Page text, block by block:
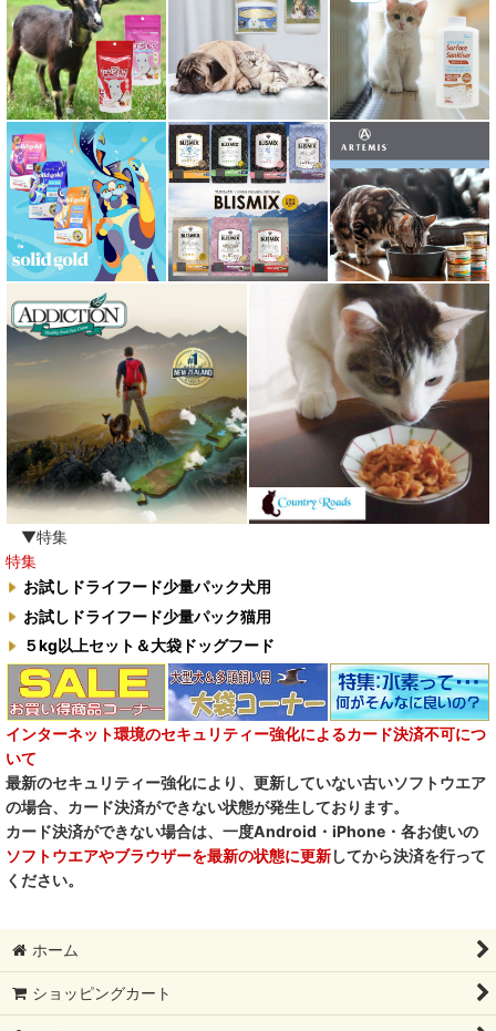
▼特集
特集
お試しドライフード少量パック犬用
お試しドライフード少量パック猫用
５kg以上セット＆大袋ドッグフード
インターネット環境のセキュリティー強化によるカード決済不可につ
いて
最新のセキュリティー強化により、更新していない古いソフトウエア
の場合、カード決済ができない状態が発生しております。
カード決済ができない場合は、一度Android・iPhone・各お使いの
ソフトウエアやブラウザーを最新の状態に更新してから決済を行って
ください。
ホーム
ショッピングカート